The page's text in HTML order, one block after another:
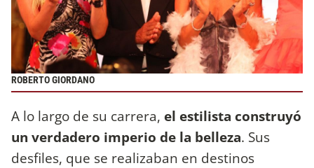
ROBERTO GIORDANO
A lo largo de su carrera, el estilista construyó
un verdadero imperio de la belleza. Sus
desfiles, que se realizaban en destinos